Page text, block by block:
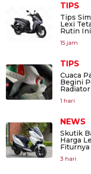
TIPS
Tips
Lexi
Rutin Ini
15 jam
TIPS
Cuaca
Begini
Radiator
1 hari
NEWS
Skutik
Harga
3 hari